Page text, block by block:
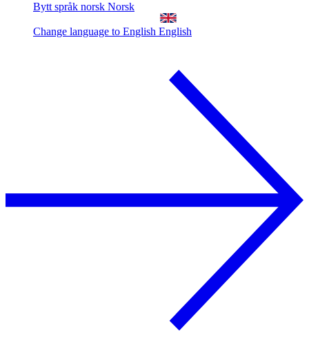
Bytt språk norsk Norsk
Change language to English English